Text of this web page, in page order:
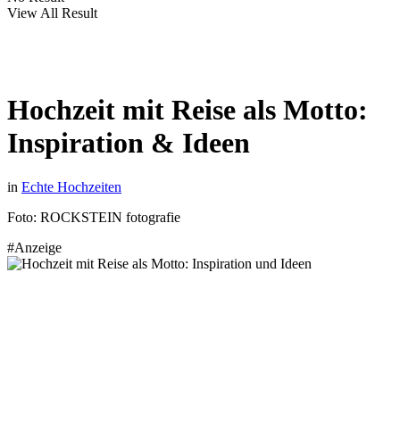
View All Result
Hochzeit mit Reise als Motto:
Inspiration & Ideen
in Echte Hochzeiten
Foto: ROCKSTEIN fotografie
#Anzeige